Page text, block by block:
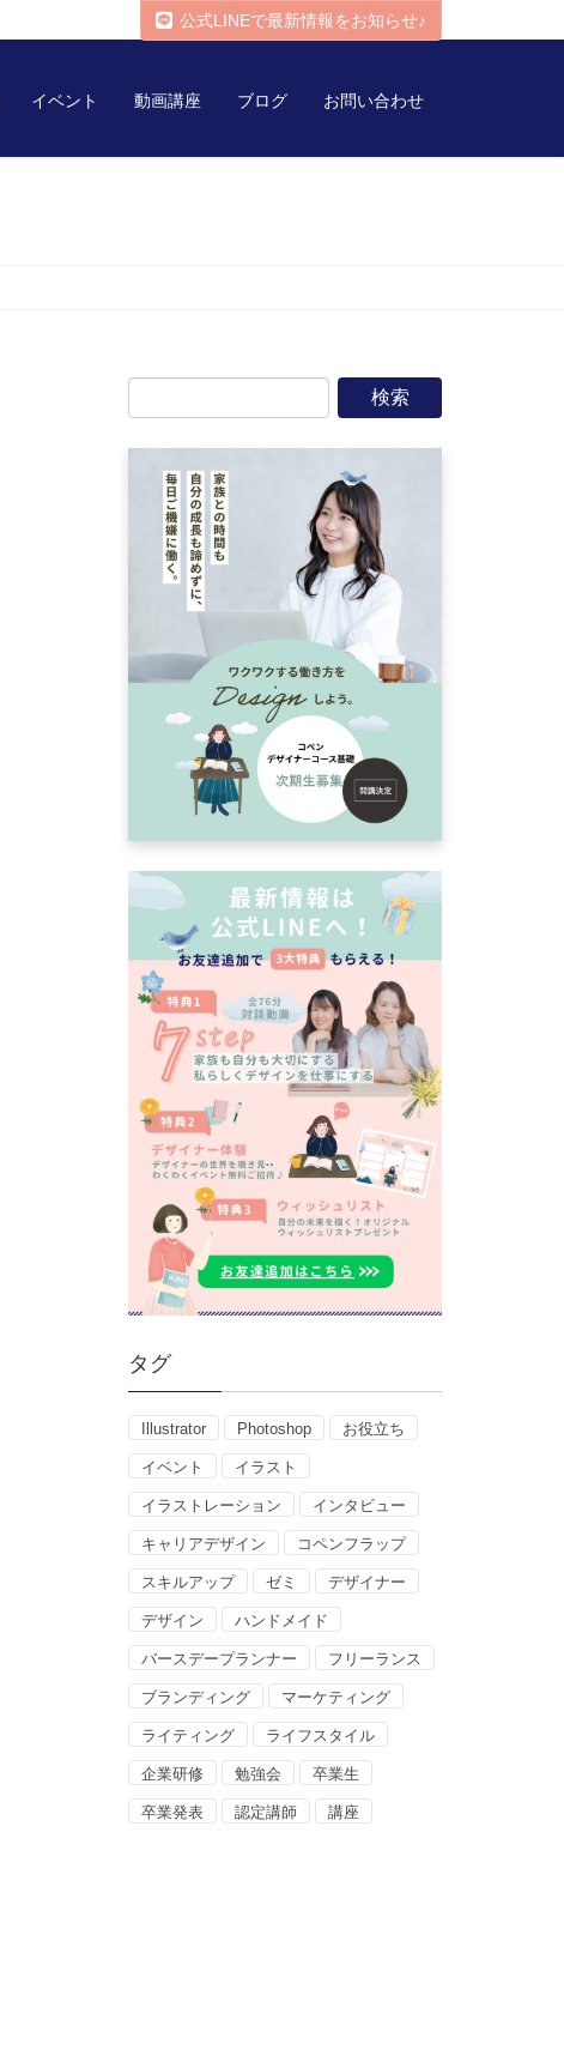
公式LINEで最新情報をお知らせ♪
イベント 動画講座 ブログ お問い合わせ
タグ
Illustrator Photoshop お役立ち
イベント イラスト
イラストレーション インタビュー
キャリアデザイン コペンフラップ
スキルアップ ゼミ デザイナー
デザイン ハンドメイド
バースデープランナー フリーランス
ブランディング マーケティング
ライティング ライフスタイル
企業研修 勉強会 卒業生
卒業発表 認定講師 講座